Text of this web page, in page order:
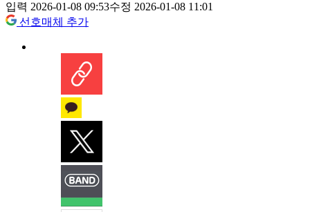
입력 2026-01-08 09:53수정 2026-01-08 11:01
선호매체 추가